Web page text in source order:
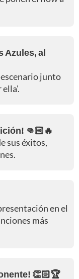
Azules, al
junto
👊🏻🔥
sus éxitos,
en el
más
👏🏻🏆